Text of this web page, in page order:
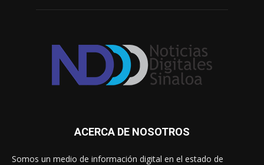
ACERCA DE NOSOTROS
Somos un medio de información digital en el estado de